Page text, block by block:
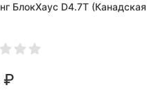
БлокХаус D4.7T
₽